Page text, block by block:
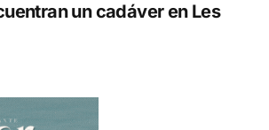
un cadáver en Les